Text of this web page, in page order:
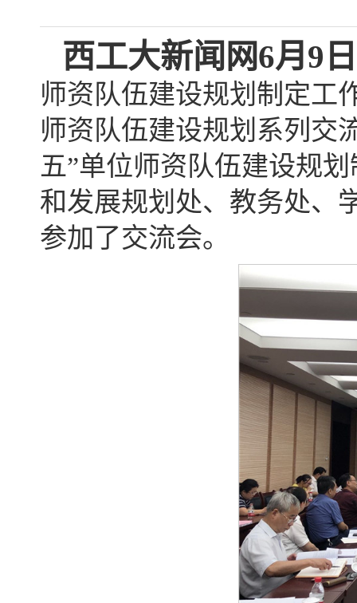
西工大新闻网6月9
师资队伍建设规划制定工
师资队伍建设规划系列交
五”单位师资队伍建设规
和发展规划处、教务处、
参加了交流会。